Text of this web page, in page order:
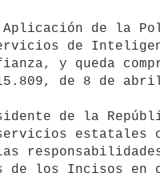
de
y queda
de 8 de
de la
estatales
de los Incisos en